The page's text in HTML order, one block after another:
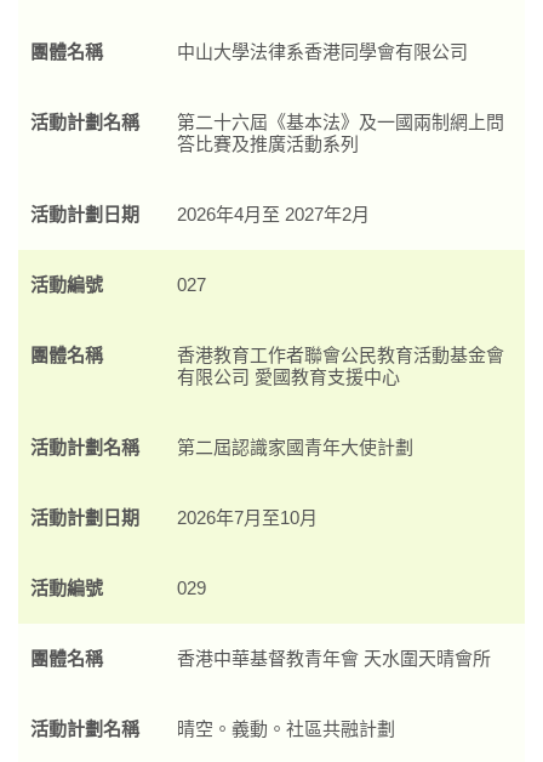
團體名稱 中山大學法律系香港同學會有限公司
活動計劃名稱
第二十六屆《基本法》及一國兩制網上問
答比賽及推廣活動系列
活動計劃日期 2026年4月至 2027年2月
活動編號 027
團體名稱
香港教育工作者聯會公民教育活動基金會
有限公司 愛國教育支援中心
活動計劃名稱 第二屆認識家國青年大使計劃
活動計劃日期 2026年7月至10月
活動編號 029
團體名稱 香港中華基督教青年會 天水圍天晴會所
活動計劃名稱 晴空。義動。社區共融計劃